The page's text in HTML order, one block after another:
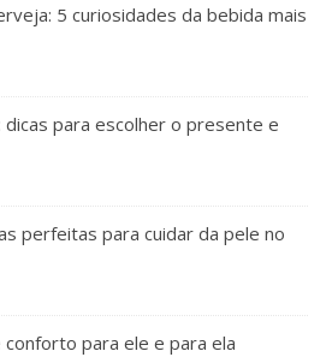
5 curiosidades da bebida mais
dicas para escolher o presente e
perfeitas para cuidar da pele no
para ele e para ela